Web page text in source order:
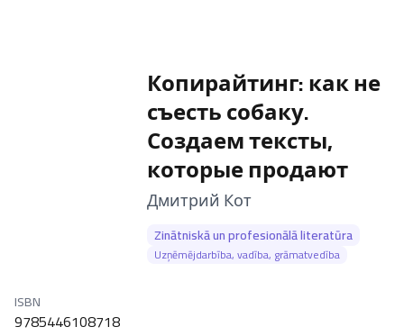
Копирайтинг: как не
съесть собаку.
Создаем тексты,
которые продают
–
Дмитрий Кот
Zinātniskā un profesionālā literatūra
Uzņēmējdarbība, vadība, grāmatvedība
ISBN
9785446108718